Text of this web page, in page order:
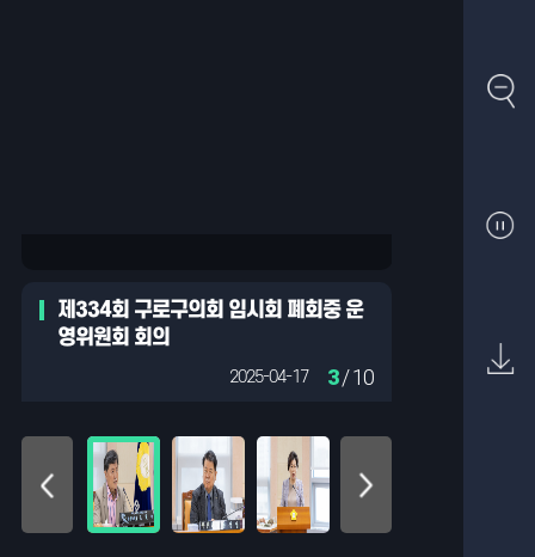
제334회 구로구의회 임시회 폐회중 운
영위원회 회의
2025-04-17 3/ 10